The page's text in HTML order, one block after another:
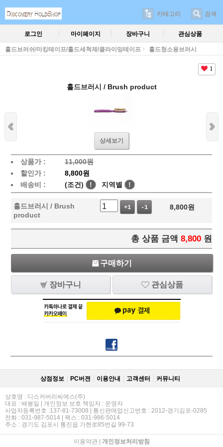
카테고리 검색
로그인 마이페이지 장바구니 관심상품
홀드브러쉬/마킹테이프/홀드세척제/클라이밍테이프 홀드청소용브러시
1
홀드브러시 / Brush product
상세보기
상품가 :
11,000원
할인가 :
8,800원
배송비 :
(조건) ! 지역별 !
홀드브러시 / Brush
product
+1 -1 8,800원
총 상품 금액 8,800 원
구매하기
장바구니 관심상품
상점정보 PC버젼 이용안내 고객센터 커뮤니티
상호명 : 디스커버리씨에스(주)
대표 : 배봉일 | 개인정보 보호 책임자 : 운영자
사업자등록번호 :137-81-73008 | 통신판매업신고번호 : 2012-경기김포-0285
전화 : 031-987-5014 | 팩스 : 031-986-5014
주소 : 경기도 김포시 통진읍 가현로85번길 99-73
이용약관| 개인정보처리방침